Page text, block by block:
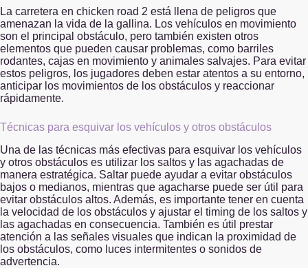
La carretera en chicken road 2 está llena de peligros que
amenazan la vida de la gallina. Los vehículos en movimiento
son el principal obstáculo, pero también existen otros
elementos que pueden causar problemas, como barriles
rodantes, cajas en movimiento y animales salvajes. Para evitar
estos peligros, los jugadores deben estar atentos a su entorno,
anticipar los movimientos de los obstáculos y reaccionar
rápidamente.
Técnicas para esquivar los vehículos y otros obstáculos
Una de las técnicas más efectivas para esquivar los vehículos
y otros obstáculos es utilizar los saltos y las agachadas de
manera estratégica. Saltar puede ayudar a evitar obstáculos
bajos o medianos, mientras que agacharse puede ser útil para
evitar obstáculos altos. Además, es importante tener en cuenta
la velocidad de los obstáculos y ajustar el timing de los saltos y
las agachadas en consecuencia. También es útil prestar
atención a las señales visuales que indican la proximidad de
los obstáculos, como luces intermitentes o sonidos de
advertencia.